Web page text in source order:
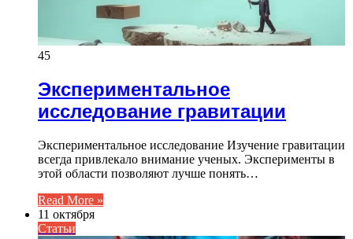
45
Экспериментальное
исследование гравитации
Экспериментальное исследование Изучение гравитации
всегда привлекало внимание ученых. Эксперименты в
этой области позволяют лучше понять…
Read More »
11 октября
Статьи